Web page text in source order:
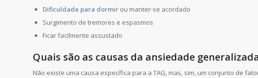
Dificuldade para dormir ou manter-se acordado
Surgimento de tremores e espasmos
Ficar facilmente assustado
Quais são as causas da ansiedade
Não existe uma causa específica para a TAG, mas, sim, um conjunto de